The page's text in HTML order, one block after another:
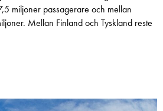
miljoner passagerare och mellan
Mellan Finland och Tyskland reste